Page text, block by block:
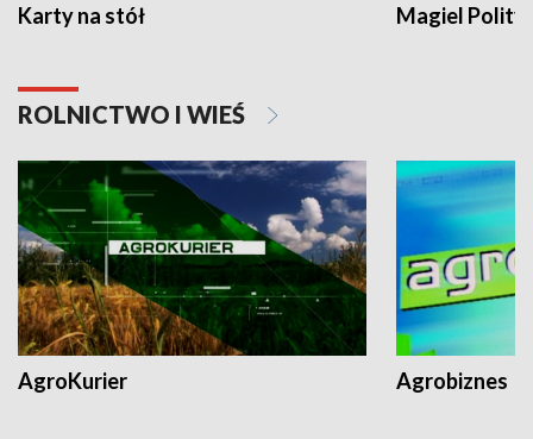
Karty na stół Magiel
ROLNICTWO I WIEŚ
AgroKurier Agrobiznes